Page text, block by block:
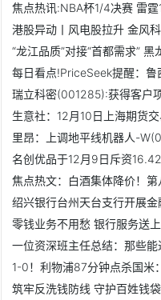
零钱业务不用愁 银行服务送
筑牢反洗钱防线 守护百姓钱